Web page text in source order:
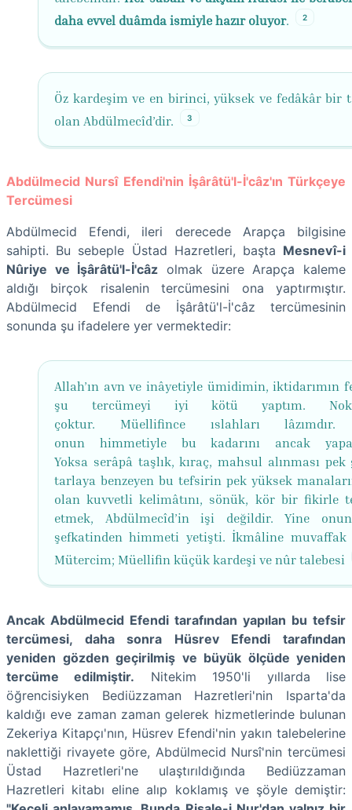
daha evvel duâmda ismiyle hazır oluyor. 2
Öz kardeşim ve en birinci, yüksek ve fedâkâr bir
olan Abdülmecîd’dir.
3
Abdülmecid Nursî Efendi'nin İşârâtü'l-İ'câz'ın Türkçeye
Tercümesi
Abdülmecid Efendi, ileri derecede Arapça bilgisine
sahipti. Bu sebeple Üstad Hazretleri, başta Mesnevî-i
Nûriye ve İşârâtü'l-İ'câz olmak üzere Arapça kaleme
aldığı birçok risalenin tercümesini ona yaptırmıştır.
Abdülmecid Efendi de İşârâtü'l-İ'câz tercümesinin
sonunda şu ifadelere yer vermektedir:
Allah’ın avn ve inâyetiyle ümidimin, iktidarımın
şu tercümeyi iyi kötü yaptım.
çoktur. Müellifince ıslahları lâzımdır.
onun himmetiyle bu kadarını ancak
Yoksa serâpâ taşlık, kıraç, mahsul alınması
tarlaya benzeyen bu tefsirin pek yüksek
olan kuvvetli kelimâtını, sönük, kör bir fikirle
etmek, Abdülmecîd’in işi değildir. Yine
şefkatinden himmeti yetişti. İkmâline muvaffak
Mütercim; Müellifin küçük kardeşi ve nûr talebesi
Ancak Abdülmecid Efendi tarafından yapılan bu tefsir
tercümesi, daha sonra Hüsrev Efendi tarafından
yeniden gözden geçirilmiş ve büyük ölçüde yeniden
tercüme edilmiştir. Nitekim 1950'li yıllarda lise
öğrencisiyken Bediüzzaman Hazretleri'nin Isparta'da
kaldığı eve zaman zaman gelerek hizmetlerinde bulunan
Zekeriya Kitapçı'nın, Hüsrev Efendi'nin yakın talebelerine
naklettiği rivayete göre, Abdülmecid Nursî'nin tercümesi
Üstad Hazretleri'ne ulaştırıldığında Bediüzzaman
Hazretleri kitabı eline alıp koklamış ve şöyle demiştir: